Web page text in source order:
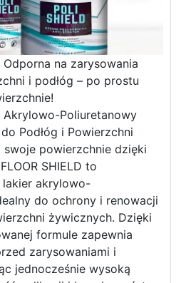
Odporna na zarysowania
i podłóg – po prostu
Akrylowo-Poliuretanowy
Podłóg i Powierzchni
swoje powierzchnie dzięki
SHIELD to
lakier akrylowo-
do ochrony i renowacji
żywicznych. Dzięki
formule zapewnia
zarysowaniami i
jednocześnie wysoką